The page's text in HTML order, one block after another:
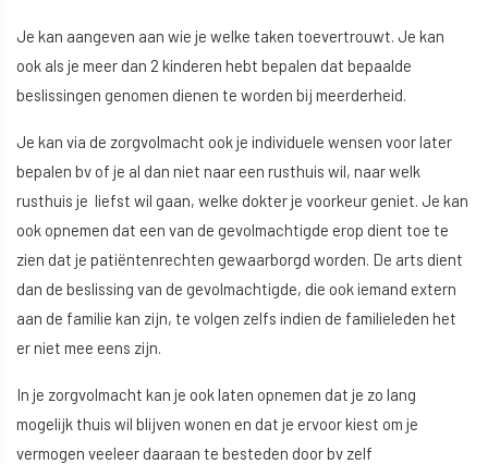
Je kan aangeven aan wie je welke taken toevertrouwt. Je kan
ook als je meer dan 2 kinderen hebt bepalen dat bepaalde
beslissingen genomen dienen te worden bij meerderheid.
Je kan via de zorgvolmacht ook je individuele wensen voor later
bepalen bv of je al dan niet naar een rusthuis wil, naar welk
rusthuis je liefst wil gaan, welke dokter je voorkeur geniet. Je kan
ook opnemen dat een van de gevolmachtigde erop dient toe te
zien dat je patiëntenrechten gewaarborgd worden. De arts dient
dan de beslissing van de gevolmachtigde, die ook iemand extern
aan de familie kan zijn, te volgen zelfs indien de familieleden het
er niet mee eens zijn.
In je zorgvolmacht kan je ook laten opnemen dat je zo lang
mogelijk thuis wil blijven wonen en dat je ervoor kiest om je
vermogen veeleer daaraan te besteden door bv zelf